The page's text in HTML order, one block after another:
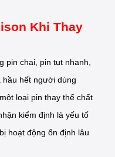
Khi Thay
pin chai, pin tụt nhanh,
hầu hết người dùng
loại pin thay thế chất
kiểm định là yếu tố
hoạt động ổn định lâu